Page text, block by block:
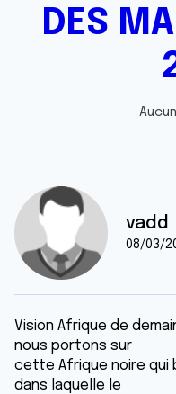
DES
vadd
08/03/
Vision Afrique de
nous portons sur
cette Afrique noire qui
dans laquelle le